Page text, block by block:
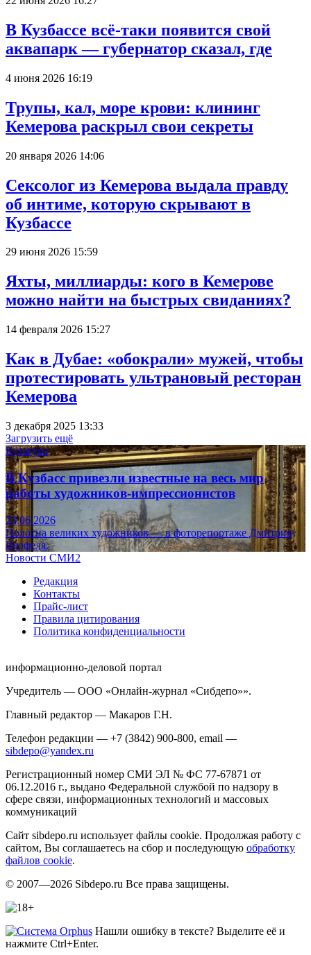
В Кузбассе всё-таки появится свой
аквапарк — губернатор сказал, где
4 июня 2026 16:19
Трупы, кал, море крови: клининг
Кемерова раскрыл свои секреты
20 января 2026 14:06
Сексолог из Кемерова выдала правду
об интиме, которую скрывают в
Кузбассе
29 июня 2026 15:59
Яхты, миллиарды: кого в Кемерове
можно найти на быстрых свиданиях?
14 февраля 2026 15:27
Как в Дубае: «обокрали» мужей, чтобы
протестировать ультрановый ресторан
Кемерова
3 декабря 2025 13:33
Загрузить ещё
Культура
В Кузбасс привезли известные на весь мир
работы художников-импрессионистов
23.06.2026
Полотна великих художников — в фоторепортаже Дмитрия
Верфеля.
Новости СМИ2
Редакция
Контакты
Прайс-лист
Правила цитирования
Политика конфиденциальности
информационно-деловой портал
Учредитель — ООО «Онлайн-журнал «Сибдепо»».
Главный редактор — Макаров Г.Н.
Телефон редакции — +7 (3842) 900-800, email —
sibdepo@yandex.ru
Регистрационный номер СМИ ЭЛ № ФС 77-67871 от
06.12.2016 г., выдано Федеральной службой по надзору в
сфере связи, информационных технологий и массовых
коммуникаций
Сайт sibdepo.ru использует файлы cookie. Продолжая работу с
сайтом, Вы соглашаетесь на сбор и последующую обработку
файлов cookie.
© 2007—2026 Sibdepo.ru Все права защищены.
Нашли ошибку в тексте? Выделите её и
нажмите Ctrl+Enter.